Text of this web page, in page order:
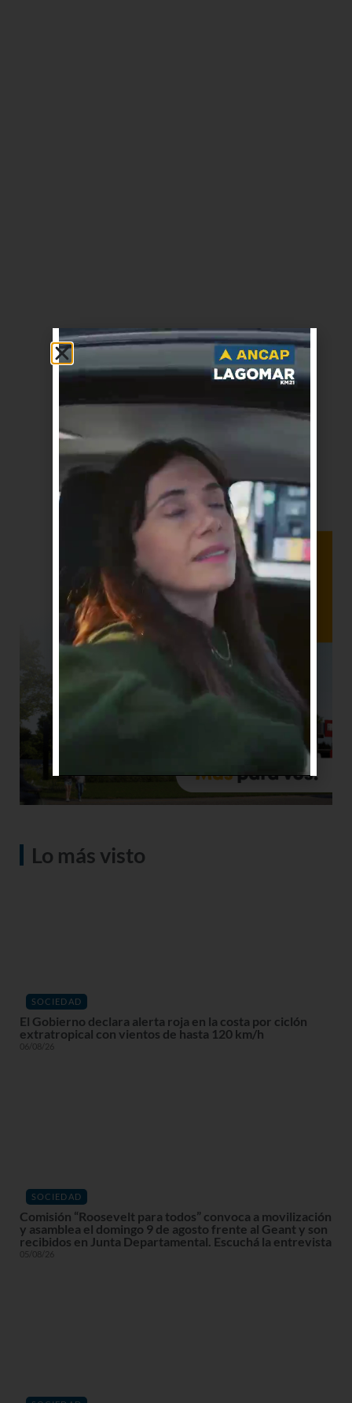
Lo más visto
SOCIEDAD
El Gobierno declara alerta roja en la costa por ciclón
extratropical con vientos de hasta 120 km/h
06/08/26
SOCIEDAD
Comisión “Roosevelt para todos” convoca a movilización
y asamblea el domingo 9 de agosto frente al Geant y son
recibidos en Junta Departamental. Escuchá la entrevista
05/08/26